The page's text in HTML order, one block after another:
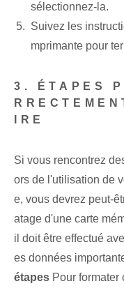
sélectionnez-la.
Suivez les
mprimante⁢ pour
3. ÉTAPES
IRE
Si vous rencontrez
ors de l'utilisation de
e, vous devrez peut-
atage d'une carte
il doit être effectué⁤
es ⁣données
étapes Pour formater